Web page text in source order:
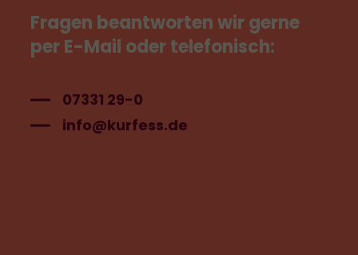
Fragen beantwortenwirgerne
perE-Mail odertelefonisch:
07331 29-0
info@kurfess.de